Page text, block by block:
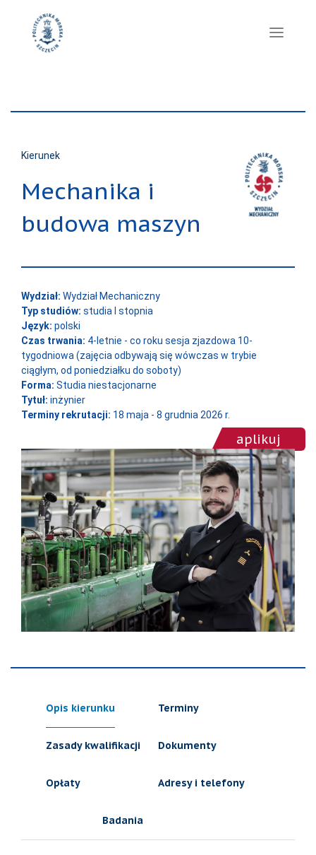
Kierunek
Mechanika i
budowa maszyn
Wydział: Wydział Mechaniczny
Typ studiów: studia I stopnia
Język: polski
Czas trwania: 4-letnie - co roku sesja zjazdowa 10-
tygodniowa (zajęcia odbywają się wówczas w trybie
ciągłym, od poniedziałku do soboty)
Forma: Studia niestacjonarne
Tytuł: inżynier
Terminy rekrutacji: 18 maja - 8 grudnia 2026 r.
aplikuj
Opis kierunku Terminy
Zasady kwalifikacji Dokumenty
Opłaty Adresy i telefony
Badania